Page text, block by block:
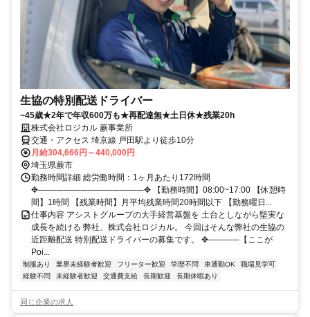
生協の特別配送ドライバー
~45歳★2年で年収600万も★再配達無★土日休★残業20h
株式会社ロジカル 蕨事業所
交通・アクセス 埼京線 戸田駅より徒歩10分
月給304,666円～440,000円
埼玉県蕨市
勤務時間詳細 総労働時間：1ヶ月あたり172時間
✥─────────────────✥ 【勤務時間】08:00~17:00 【休憩時
間】1時間 【残業時間】月平均残業時間20時間以下 【勤務曜日...
仕事内容 アシストグループの大手経営基盤を 土台としながら堅実な
成長を続ける 弊社、株式会社ロジカル。 今回はそんな弊社の生協の
近距離配送 特別配送ドライバーの募集です。 ✥─────【ここが
Poi...
制服あり 業界未経験者歓迎 フリーター歓迎 学歴不問 車通勤OK
職場見学可
経験不問
未経験者歓迎 交通費支給 長期歓迎 長期休暇あり
同じ企業の求人